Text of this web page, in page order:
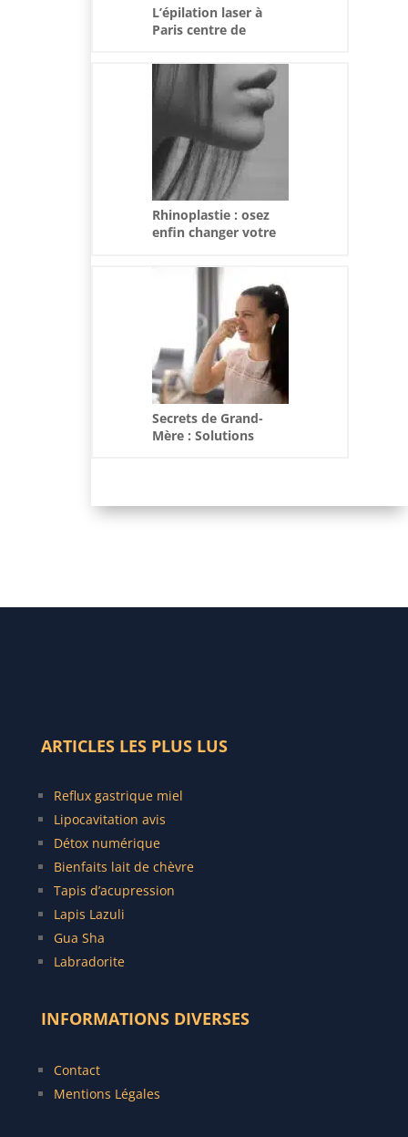
L’épilation laser à
Paris centre de
Rhinoplastie : osez
enfin changer votre
Secrets de Grand-
Mère : Solutions
ARTICLES LES PLUS LUS
Reflux gastrique miel
Lipocavitation avis
Détox numérique
Bienfaits lait de chèvre
Tapis d’acupression
Lapis Lazuli
Gua Sha
Labradorite
INFORMATIONS DIVERSES
Contact
Mentions Légales